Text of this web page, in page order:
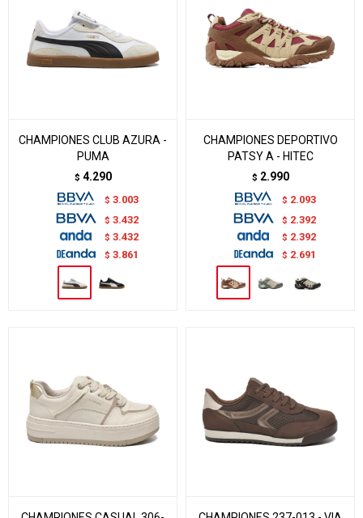
CHAMPIONES CLUB AZURA -
PUMA
$ 4.290
$ 3.003
$ 3.432
$ 3.432
$ 3.861
CHAMPIONES DEPORTIVO
PATSY A - HITEC
$ 2.990
$ 2.093
$ 2.392
$ 2.392
$ 2.691